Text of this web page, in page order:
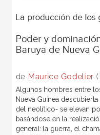
La producción de los
Poder y
Baruya de Nueva
de Maurice Godelier
Algunos hombres entre
Nueva Guinea descubierta
del neolítico- se elevan
basándose en la
general: la guerra, el